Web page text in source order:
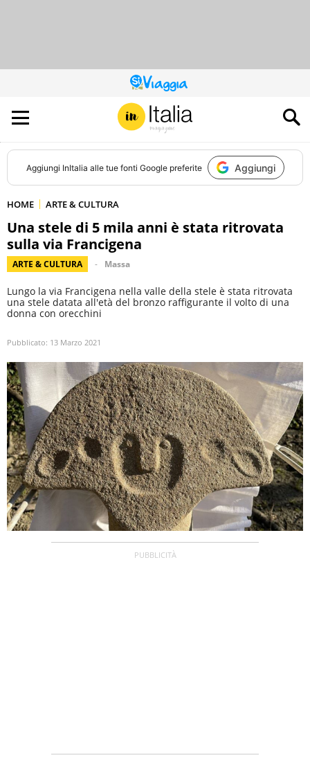
QUESTO
SITO
CONTRIBUISCE
ALL’AUDIENCE
DI
Aggiungi InItalia alle tue fonti Google preferite Aggiungi
HOME ARTE & CULTURA
Una stele di 5 mila anni è stata ritrovata
sulla via Francigena
ARTE & CULTURA Massa
Lungo la via Francigena nella valle della stele è stata ritrovata
una stele datata all'età del bronzo raffigurante il volto di una
donna con orecchini
Pubblicato: 13 Marzo 2021